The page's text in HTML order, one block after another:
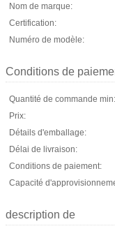
Nom de marque:
Certification:
Numéro de modèle:
Conditions de
Quantité de commande min:
Prix:
Détails d'emballage:
Délai de livraison:
Conditions de paiement:
Capacité
description de